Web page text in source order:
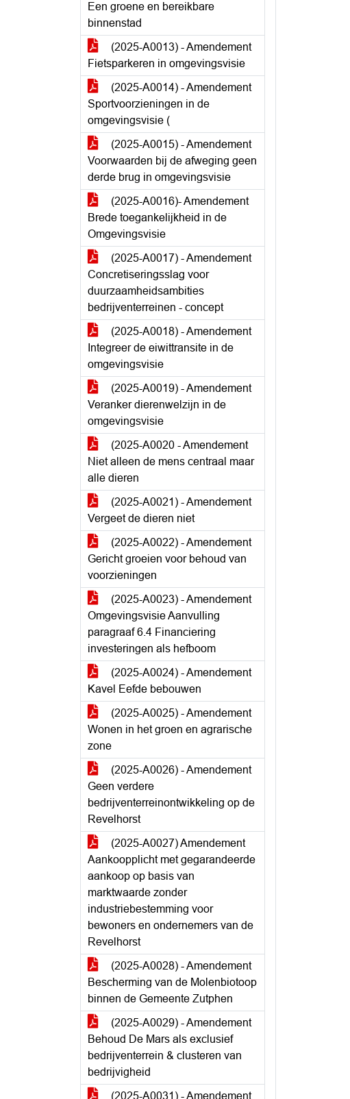
Een groene en bereikbare
binnenstad
(2025-A0013) - Amendement
Fietsparkeren in omgevingsvisie
(2025-A0014) - Amendement
Sportvoorzieningen in de
omgevingsvisie (
(2025-A0015) - Amendement
Voorwaarden bij de afweging geen
derde brug in omgevingsvisie
(2025-A0016)- Amendement
Brede toegankelijkheid in de
Omgevingsvisie
(2025-A0017) - Amendement
Concretiseringsslag voor
duurzaamheidsambities
bedrijventerreinen - concept
(2025-A0018) - Amendement
Integreer de eiwittransite in de
omgevingsvisie
(2025-A0019) - Amendement
Veranker dierenwelzijn in de
omgevingsvisie
(2025-A0020 - Amendement
Niet alleen de mens centraal maar
alle dieren
(2025-A0021) - Amendement
Vergeet de dieren niet
(2025-A0022) - Amendement
Gericht groeien voor behoud van
voorzieningen
(2025-A0023) - Amendement
Omgevingsvisie Aanvulling
paragraaf 6.4 Financiering
investeringen als hefboom
(2025-A0024) - Amendement
Kavel Eefde bebouwen
(2025-A0025) - Amendement
Wonen in het groen en agrarische
zone
(2025-A0026) - Amendement
Geen verdere
bedrijventerreinontwikkeling op de
Revelhorst
(2025-A0027) Amendement
Aankoopplicht met gegarandeerde
aankoop op basis van
marktwaarde zonder
industriebestemming voor
bewoners en ondernemers van de
Revelhorst
(2025-A0028) - Amendement
Bescherming van de Molenbiotoop
binnen de Gemeente Zutphen
(2025-A0029) - Amendement
Behoud De Mars als exclusief
bedrijventerrein & clusteren van
bedrijvigheid
(2025-A0031) - Amendement